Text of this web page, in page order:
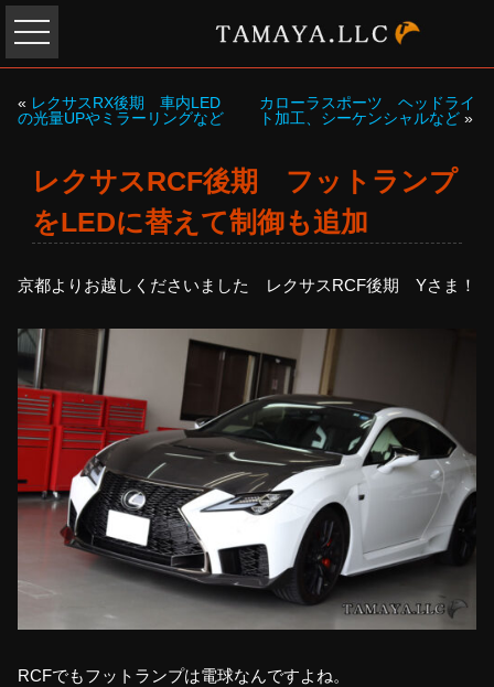
« レクサスRX後期 車内LED
の光量UPやミラーリングなど
カローラスポーツ ヘッドライ
ト加工、シーケンシャルなど »
レクサスRCF後期 フットランプ
をLEDに替えて制御も追加
京都よりお越しくださいました レクサスRCF後期 Yさま！
RCFでもフットランプは電球なんですよね。